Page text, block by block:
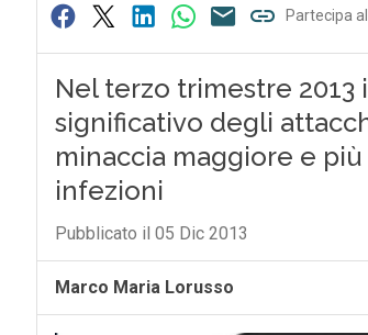
Partecipa
Nel terzo trimestre
significativo degli
minaccia maggiore e
infezioni
Pubblicato il 05 Dic 2013
Marco Maria Lorusso